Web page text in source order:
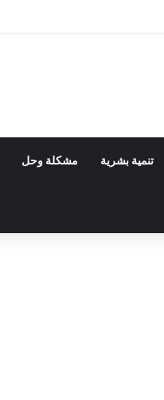
تنمية بشرية مشكلة وحل